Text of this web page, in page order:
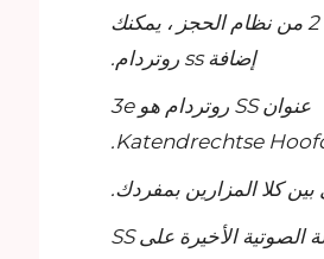
في الخطوة 2 من نظام الحجز ، يمكنك
إضافة ss روتردام.
عنوان SS روتردام هو 3e
Katendrechtse
بين كلا المزارين بمفردك.
تبدأ الجولة الصوتية الأخيرة على SS